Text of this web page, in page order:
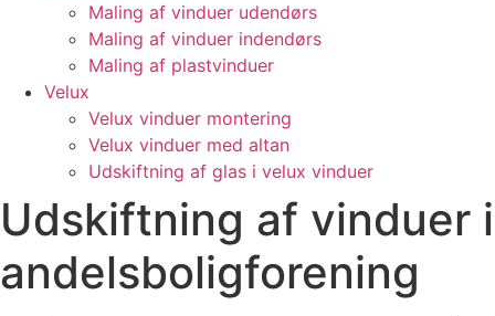
Maling af vinduer udendørs
Maling af vinduer indendørs
Maling af plastvinduer
Velux
Velux vinduer montering
Velux vinduer med altan
Udskiftning af glas i velux vinduer
Udskiftning af vinduer i
andelsboligforening